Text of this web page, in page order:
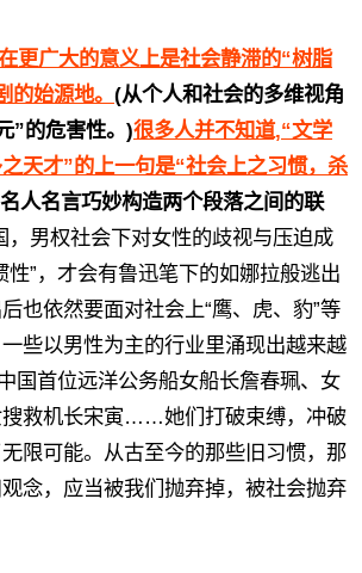
更广大的意义上是社会静滞的“树脂
的始源地。 (从个人和社会的多维视角
”的危害性。)很多人并不知道,“文学
天才”的上一句是“社会上之习惯，杀
人名言巧妙构造两个段落之间的联
，男权社会下对女性的歧视与压迫成
性”，才会有鲁迅笔下的如娜拉般逃出
也依然要面对社会上“鹰、虎、豹”等
些以男性为主的行业里涌现出越来越
国首位远洋公务船女船长詹春珮、女
搜救机长宋寅……她们打破束缚，冲破
限可能。从古至今的那些旧习惯，那
念，应当被我们抛弃掉，被社会抛弃